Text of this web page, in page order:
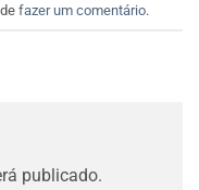
fazer um comentário.
publicado.